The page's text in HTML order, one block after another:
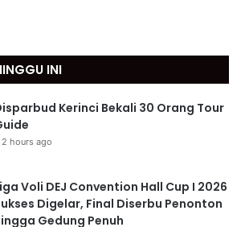
INI
Kerinci Bekali 30 Orang Tour
2 hours ago
Voli DEJ Convention Hall Cup I 2026
Digelar, Final Diserbu Penonton
Gedung Penuh